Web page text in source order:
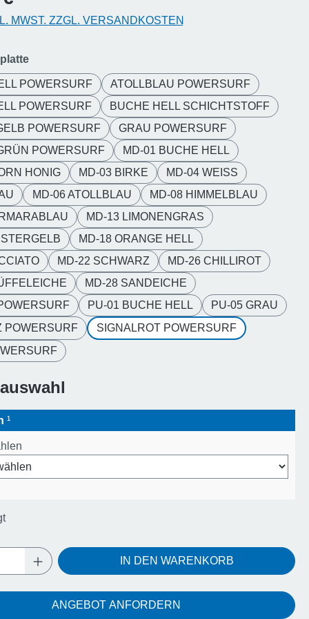
MWST. ZZGL. VERSANDKOSTEN
auswählen
POWERSURF
ATOLLBLAU POWERSURF
POWERSURF
BUCHE HELL SCHICHTSTOFF
POWERSURF
GRAU POWERSURF
POWERSURF
MD-01 BUCHE HELL
HONIG
MD-03 BIRKE
MD-04 WEISS
MD-06 ATOLLBLAU
MD-08 HIMMELBLAU
MD-13 LIMONENGRAS
MD-18 ORANGE HELL
MD-22 SCHWARZ
MD-26 CHILLIROT
MD-28 SANDEICHE
PU-01 BUCHE HELL
PU-05 GRAU
POWERSURF
SIGNALROT POWERSURF
¹
Gib den gewünschten Wert ein
IN DEN WARENKORB
ANGEBOT ANFORDERN